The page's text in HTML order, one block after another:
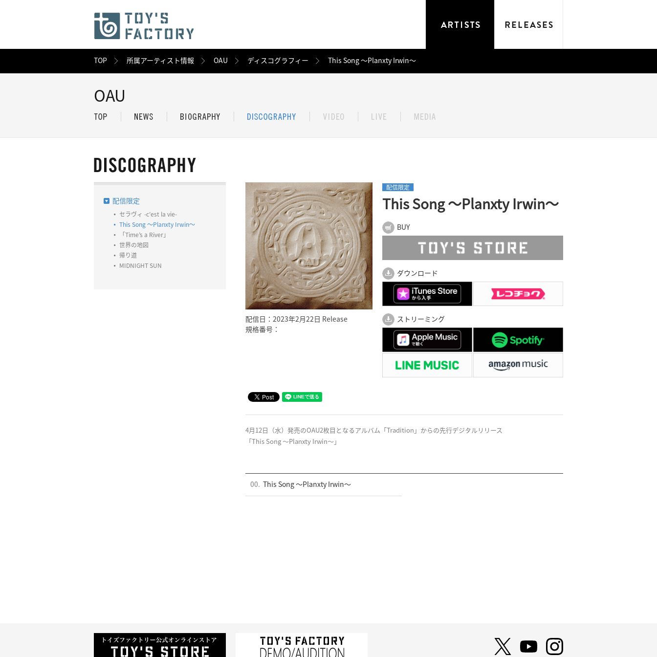
TOP 所属アーティスト情報 OAU ディスコグラフィー This Song 〜Planxty Irwin〜
OAU
配信限定
セラヴィ -c′est la vie-
This Song 〜Planxty Irwin〜
「Time’s a River」
世界の地図
帰り道
MIDNIGHT SUN
配信日：2023年2月22日 Release
規格番号：
配信限定
This Song 〜Planxty Irwin〜
BUY
ダウンロード
ストリーミング
4月12日（水）発売のOAU2枚目となるアルバム「Tradition」からの先行デジタルリリース
「This Song 〜Planxty Irwin〜」
00. This Song 〜Planxty Irwin〜